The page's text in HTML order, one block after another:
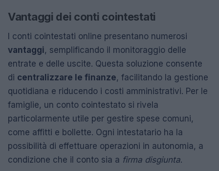
Vantaggi dei conti cointestati
I conti cointestati online presentano numerosi
vantaggi, semplificando il monitoraggio delle
entrate e delle uscite. Questa soluzione consente
di centralizzare le finanze, facilitando la gestione
quotidiana e riducendo i costi amministrativi. Per le
famiglie, un conto cointestato si rivela
particolarmente utile per gestire spese comuni,
come affitti e bollette. Ogni intestatario ha la
possibilità di effettuare operazioni in autonomia, a
condizione che il conto sia a firma disgiunta.